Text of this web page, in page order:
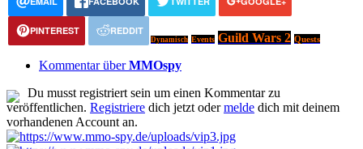
PINTEREST REDDIT
Dynamisch Events Guild Wars 2 Quests
Kommentar überMMOspy
Du musst registriert sein um einen Kommentar zu
veröffentlichen. Registriere dich jetzt odermelde dich mit deinem
vorhandenen Account an.